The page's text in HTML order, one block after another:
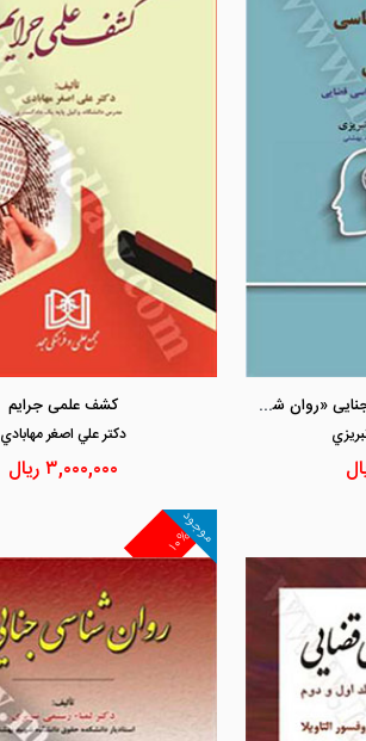
مشاهده و خرید
کاربرد روان شناسی در علوم جنایی «روان شناسی جنایی و روان شناسی قضایی » کشف علمی جرایم
دكتر علي اصغر مهابادي
۳,۰۰۰,۰۰۰ریال
۱۰%
موجود